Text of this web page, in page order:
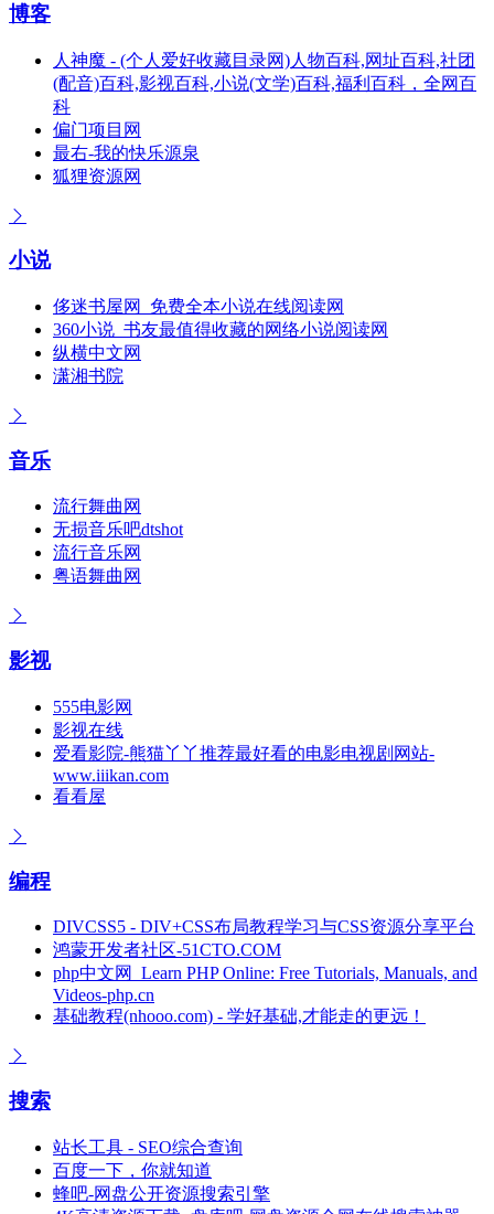
博客
人神魔 - (个人爱好收藏目录网)人物百科,网址百科,社团
(配音)百科,影视百科,小说(文学)百科,福利百科，全网百
科
偏门项目网
最右-我的快乐源泉
狐狸资源网
小说
侈迷书屋网_免费全本小说在线阅读网
360小说_书友最值得收藏的网络小说阅读网
纵横中文网
潇湘书院
音乐
流行舞曲网
无损音乐吧dtshot
流行音乐网
粤语舞曲网
影视
555电影网
影视在线
爱看影院-熊猫丫丫推荐最好看的电影电视剧网站-
www.iiikan.com
看看屋
编程
DIVCSS5 - DIV+CSS布局教程学习与CSS资源分享平台
鸿蒙开发者社区-51CTO.COM
php中文网_Learn PHP Online: Free Tutorials, Manuals, and
Videos-php.cn
基础教程(nhooo.com) - 学好基础,才能走的更远！
搜索
站长工具 - SEO综合查询
百度一下，你就知道
蜂吧-网盘公开资源搜索引擎